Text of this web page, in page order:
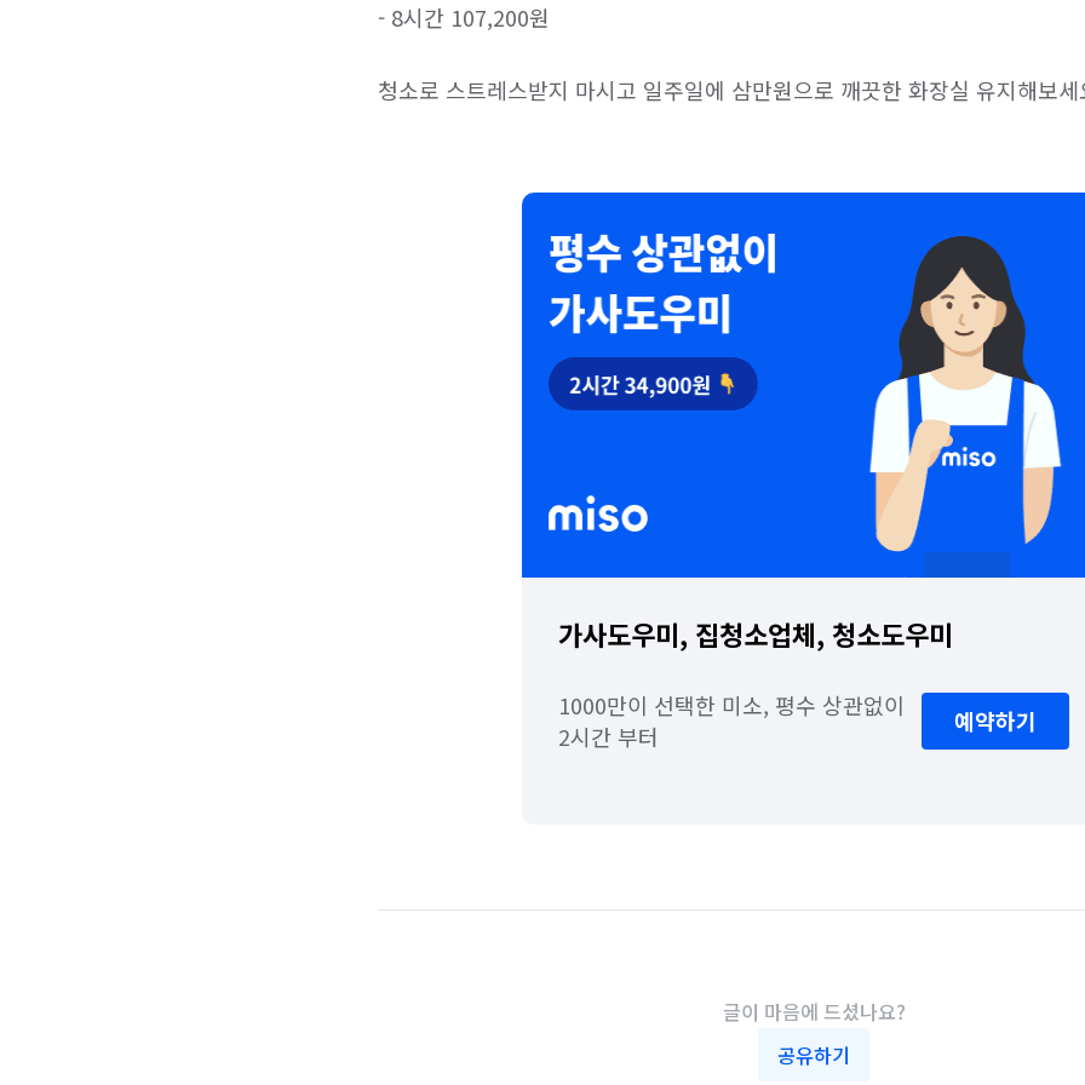
- 8시간 107,200원
청소로 스트레스받지 마시고 일주일에 삼만원으로 깨끗한 화장실 유지해보
가사도우미, 집청소업체, 청소도우미
1000만이 선택한 미소, 평수 상관없이
2시간 부터
예약하기
글이 마음에 드셨나요?
공유하기